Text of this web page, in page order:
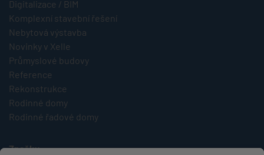
Digitalizace / BIM
Komplexní stavební řešení
Nebytová výstavba
Novinky v Xelle
Průmyslové budovy
Reference
Rekonstrukce
Rodinné domy
Rodinné řadové domy
Značky